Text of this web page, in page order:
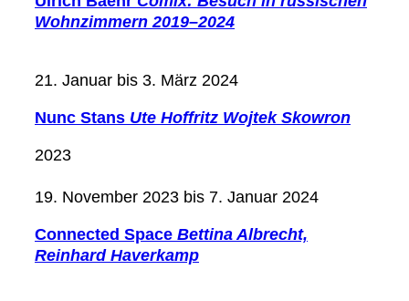
Wohnzimmern 2019–2024
21. Januar bis 3. März 2024
Nunc Stans Ute Hoffritz Wojtek Skowron
2023
19. November 2023 bis 7. Januar 2024
Connected Space Bettina Albrecht,
Reinhard Haverkamp